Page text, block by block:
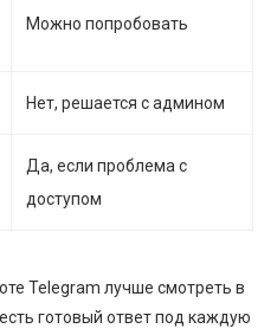
Можно попробовать
Нет, решается с админом
Да, если проблема с
доступом
Telegram лучше смотреть в
есть готовый ответ под каждую